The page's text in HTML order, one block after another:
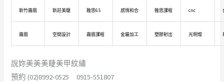
新竹霧眉 新莊美睫 雅思6.5 感情和合 雅思課程 cnc
霧眉 空間設計 霧眉課程 金屬加工 塑膠射出 光明燈
說妳美美美睫美甲紋繡
預約 (02)8992-0525 0915-551807